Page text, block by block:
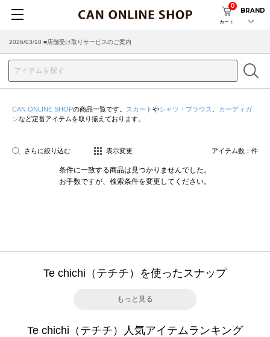
カート
0
BRAND
2026/03/18 ■店舗受け取りサービスのご案内
CAN ONLINE SHOPの商品一覧です。 スカート やシャツ・ブラウス
カーディガ
ンなど定番アイテムを取り揃えております。
さらに絞り込む 表示変更 アイテム数： 件
条件に一致する商品は見つかりませんでした。
お手数ですが、検索条件を変更してください。
Te chichi（テチチ）を使ったスナップ
もっと見る
Te chichi（テチチ）人気アイテムランキング